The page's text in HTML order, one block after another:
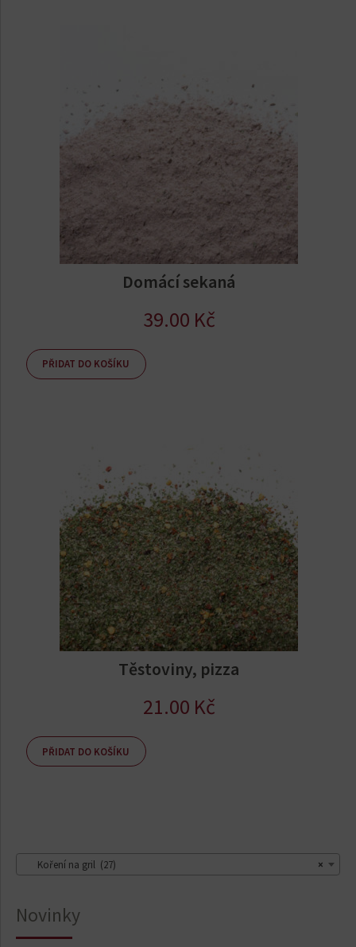
Domácí sekaná
39.00 Kč
PŘIDAT DO KOŠÍKU
Těstoviny, pizza
21.00 Kč
PŘIDAT DO KOŠÍKU
×
Koření na gril (27)
Novinky